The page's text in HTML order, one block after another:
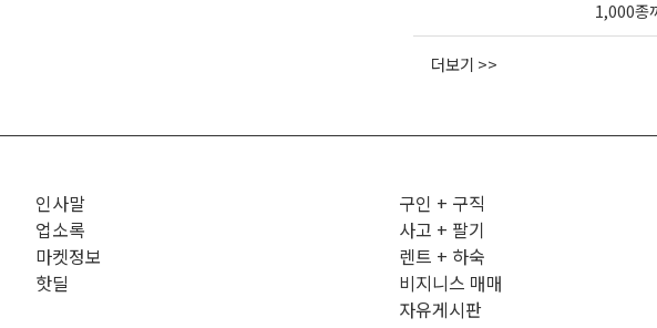
1,000종
더보기 >>
인사말
업소록
마켓정보
핫딜
구인 + 구직
사고 + 팔기
렌트 + 하숙
비지니스 매매
자유게시판